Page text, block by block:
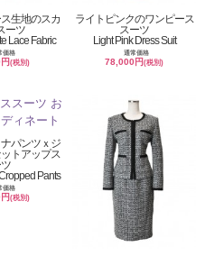
生地のスカ
ーツ
Lace Fabric
価格
(税別)
ライトピンクのワンピース
スーツ
Light Pink Dress Suit
通常価格
78,000円(税別)
パンツｘジ
トアップス
Pants
価格
(税別)